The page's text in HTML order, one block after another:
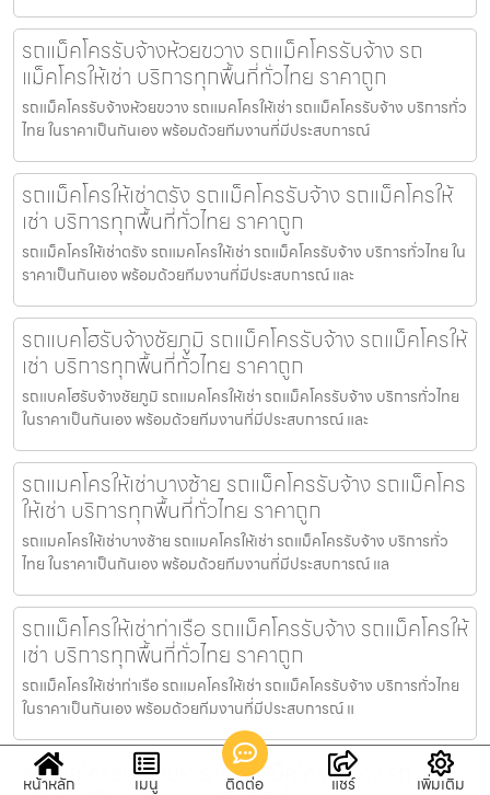
รถแม็คโครรับจ้างห้วยขวาง รถแม็คโครรับจ้าง รถ
แม็คโครให้เช่า บริการทุกพื้นที่ทั่วไทย ราคาถูก
รถแม็คโครรับจ้างห้วยขวาง รถแมคโครให้เช่า รถแม็คโครรับจ้าง บริการทั่ว
ไทย ในราคาเป็นกันเอง พร้อมด้วยทีมงานที่มีประสบการณ์
รถแม็คโครให้เช่าตรัง รถแม็คโครรับจ้าง รถแม็คโครให้
เช่า บริการทุกพื้นที่ทั่วไทย ราคาถูก
รถแม็คโครให้เช่าตรัง รถแมคโครให้เช่า รถแม็คโครรับจ้าง บริการทั่วไทย ใน
ราคาเป็นกันเอง พร้อมด้วยทีมงานที่มีประสบการณ์ และ
รถแบคโฮรับจ้างชัยภูมิ รถแม็คโครรับจ้าง รถแม็คโครให้
เช่า บริการทุกพื้นที่ทั่วไทย ราคาถูก
รถแบคโฮรับจ้างชัยภูมิ รถแมคโครให้เช่า รถแม็คโครรับจ้าง บริการทั่วไทย
ในราคาเป็นกันเอง พร้อมด้วยทีมงานที่มีประสบการณ์ และ
รถแมคโครให้เช่าบางซ้าย รถแม็คโครรับจ้าง รถแม็คโคร
ให้เช่า บริการทุกพื้นที่ทั่วไทย ราคาถูก
รถแมคโครให้เช่าบางซ้าย รถแมคโครให้เช่า รถแม็คโครรับจ้าง บริการทั่ว
ไทย ในราคาเป็นกันเอง พร้อมด้วยทีมงานที่มีประสบการณ์ แล
รถแม็คโครให้เช่าท่าเรือ รถแม็คโครรับจ้าง รถแม็คโครให้
เช่า บริการทุกพื้นที่ทั่วไทย ราคาถูก
รถแม็คโครให้เช่าท่าเรือ รถแมคโครให้เช่า รถแม็คโครรับจ้าง บริการทั่วไทย
ในราคาเป็นกันเอง พร้อมด้วยทีมงานที่มีประสบการณ์ แ
รถแมคโครรับจ้างมหาราช รถแม็คโครรับจ้าง รถ
หน้าหลัก เมนู ติดต่อ แชร์ เพิ่มเติม